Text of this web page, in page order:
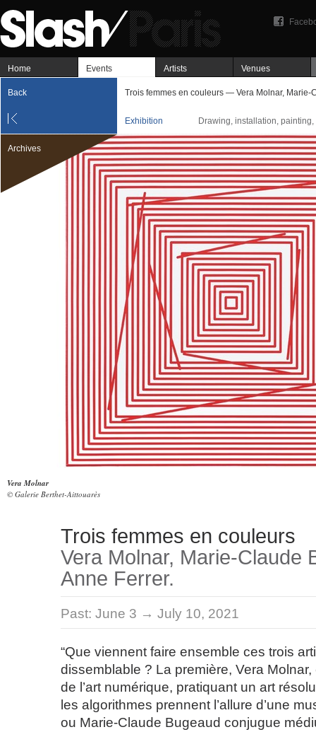
Home Events Artists Venues
Back Trois femmes en couleurs — Vera Molnar, Marie-
Exhibition Drawing, installation,
Archives
Vera Molnar
© Galerie Berthet-Aittouarès
Trois femmes en couleurs
Vera Molnar, Marie-Claude
Anne Ferrer.
Past: June 3 → July 10, 2021
“Que viennent faire ensemble ces trois
dissemblable ? La première, Vera
de l’art numérique, pratiquant un art
les algorithmes prennent l’allure d’une
ou Marie-Claude Bugeaud conjugue